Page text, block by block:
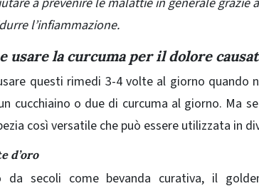
l’infiammazione.
usare la curcuma per il dolore
questi rimedi 3-4 volte al giorno quando
cucchiaino o due di curcuma al giorno. Ma
così versatile che può essere utilizzata in
d’oro
da secoli come bevanda curativa, il